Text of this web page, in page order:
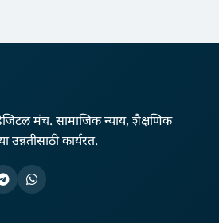
मंच. सामाजिक न्याय, शैक्षणिक
कार्यरत.